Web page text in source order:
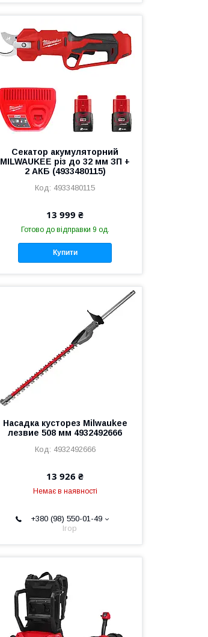
Секатор акумуляторний
MILWAUKEE різ до 32 мм ЗП +
2 АКБ (4933480115)
4933480115
13 999 ₴
Готово до відправки 9 од.
Купити
Насадка кусторез Milwaukee
лезвие 508 мм 4932492666
4932492666
13 926 ₴
Немає в наявності
+380 (98) 550-01-49
Ігор